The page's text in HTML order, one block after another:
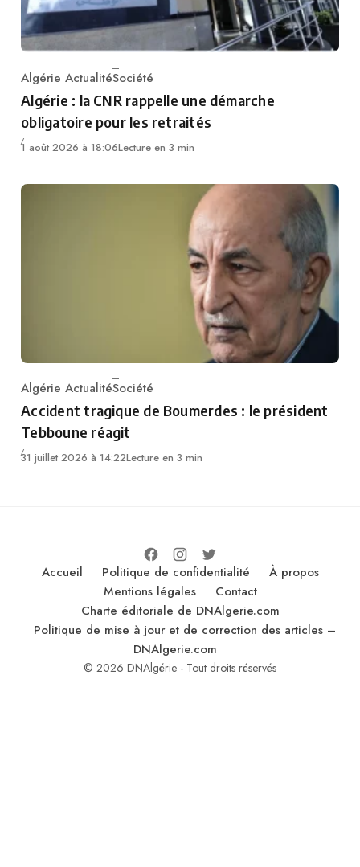
Category
Algérie ActualitéSociété
Algérie : la CNR rappelle une démarche
obligatoire pour les retraités
1 août 2026 à 18:06Lecture en 3 min
Category
Algérie ActualitéSociété
Accident tragique de Boumerdes : le président
Tebboune réagit
31 juillet 2026 à 14:22Lecture en 3 min
Accueil Politique de confidentialité
À propos
Mentions légales
Contact
Charte éditoriale de DNAlgerie.com
Politique de mise à jour et de correction des articles –
DNAlgerie.com
© 2026 DNAlgérie - Tout droits réservés